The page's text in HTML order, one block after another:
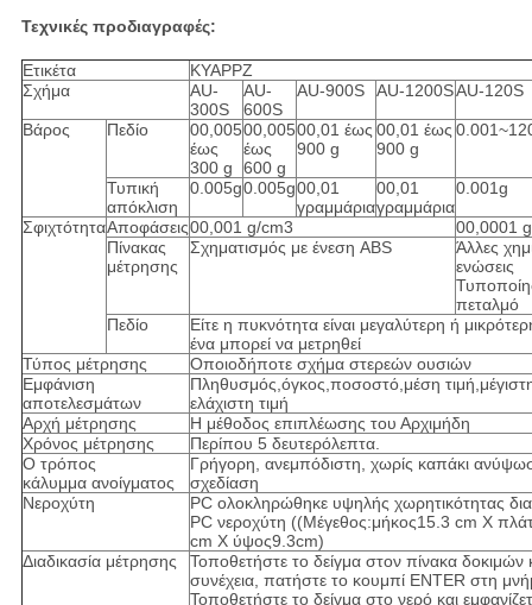
Τεχνικές προδιαγραφές:
Ετικέτα
ΚΥΑΡΡΖ
Σχήμα
AU-
300S
AU-
600S
AU-900S AU-1200SAU-120S
Βάρος Πεδίο
00,005
έως
300 g
00,005
έως
600 g
00,01 έως
900 g
00,01 έως
900 g
Τυπική
απόκλιση
0.005g0.005g00,01
γραμμάρια
00,01
γραμμάρια
0.001g
ΣφιχτότηταΑποφάσεις00,001 g/cm3
00,0001
Πίνακας
μέτρησης
Σχηματισμός με ένεση ABS
Άλλες
ενώσεις
πεταλμό
Πεδίο
Είτε η πυκνότητα είναι μεγαλύτερη ή
ένα μπορεί να μετρηθεί
Τύπος μέτρησης
Οποιοδήποτε σχήμα στερεών ουσιών
Εμφάνιση
αποτελεσμάτων
Πληθυσμός,όγκος,ποσοστό,μέση τιμή,μέγιστη
ελάχιστη τιμή
Αρχή μέτρησης
Η μέθοδος επιπλέωσης του Αρχιμήδη
Χρόνος μέτρησης
Περίπου 5 δευτερόλεπτα.
Ο τρόπος
κάλυμμα ανοίγματος
Γρήγορη, ανεμπόδιστη, χωρίς καπάκι
σχεδίαση
Νεροχύτη
PC ολοκληρώθηκε υψηλής χωρητικότητας
PC νεροχύτη ((Μέγεθος:μήκος15.3 cm X
cm X ύψος9.3cm)
Διαδικασία μέτρησης
Τοποθετήστε το δείγμα στον πίνακα δοκιμών
συνέχεια, πατήστε το κουμπί ENTER στη
Τοποθετήστε το δείγμα στο νερό και